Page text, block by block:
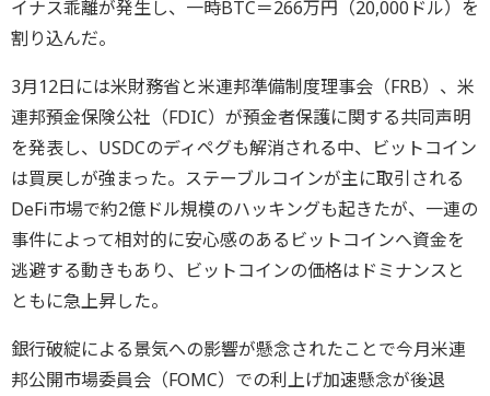
イナス乖離が発生し、一時BTC＝266万円（20,000ドル）を
割り込んだ。
3月12日には米財務省と米連邦準備制度理事会（FRB）、米
連邦預金保険公社（FDIC）が預金者保護に関する共同声明
を発表し、USDCのディペグも解消される中、ビットコイン
は買戻しが強まった。ステーブルコインが主に取引される
DeFi市場で約2億ドル規模のハッキングも起きたが、一連の
事件によって相対的に安心感のあるビットコインへ資金を
逃避する動きもあり、ビットコインの価格はドミナンスと
ともに急上昇した。
銀行破綻による景気への影響が懸念されたことで今月米連
邦公開市場委員会（FOMC）での利上げ加速懸念が後退